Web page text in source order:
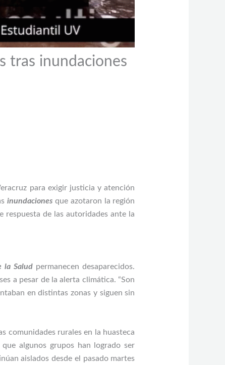
tras inundaciones
para exigir justicia y atención
inundaciones que azotaron la región
respuesta de las autoridades ante la
la Salud permanecen desaparecidos.
a pesar de la alerta climática. “Son
en distintas zonas y siguen sin
comunidades rurales en la huasteca
algunos grupos han logrado ser
aislados desde el pasado martes